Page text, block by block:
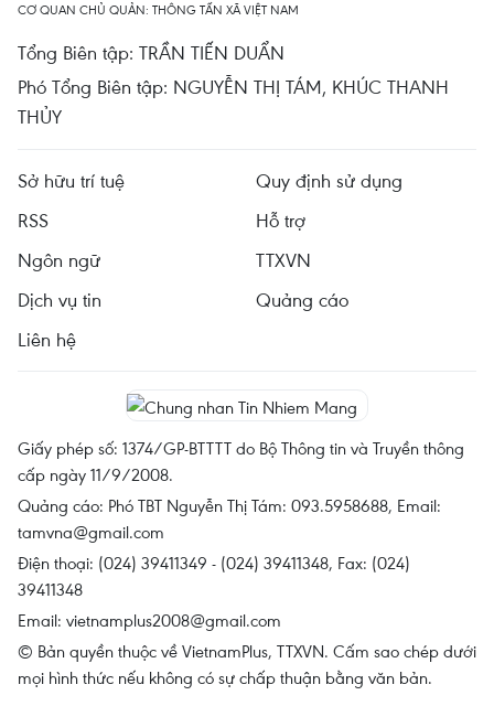
CƠ QUAN CHỦ QUẢN: THÔNG TẤN XÃ VIỆT NAM
Tổng Biên tập: TRẦN TIẾN DUẨN
Phó Tổng Biên tập: NGUYỄN THỊ TÁM, KHÚC THANH
THỦY
Sở hữu trí tuệ
Quy định sử dụng
RSS
Hỗ trợ
Ngôn ngữ
TTXVN
Dịch vụ tin
Quảng cáo
Liên hệ
Giấy phép số: 1374/GP-BTTTT do Bộ Thông tin và Truyền thông
cấp ngày 11/9/2008.
Quảng cáo: Phó TBT Nguyễn Thị Tám: 093.5958688, Email:
tamvna@gmail.com
Điện thoại: (024) 39411349 - (024) 39411348, Fax: (024)
39411348
Email: vietnamplus2008@gmail.com
© Bản quyền thuộc về VietnamPlus, TTXVN. Cấm sao chép dưới
mọi hình thức nếu không có sự chấp thuận bằng văn bản.